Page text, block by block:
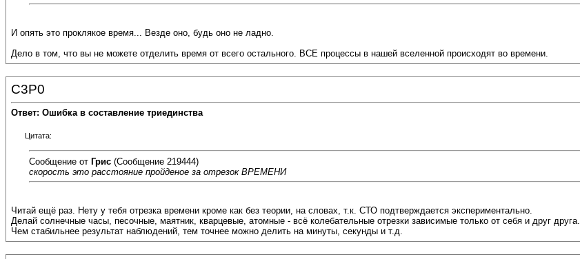
И опять это проклякое время... Везде оно, будь оно не ладно.
Дело в том, что вы не можете отделить время от всего остального. ВСЕ процессы в нашей вселенной происходят во времени.
C3P0
Ответ: Ошибка в составление триединства
Цитата:
Сообщение от Грис (Сообщение 219444)
скорость это расстояние пройденое за отрезок ВРЕМЕНИ
Читай ещё раз. Нету у тебя отрезка времени кроме как без теории, на словах, т.к. СТО подтверждается экспериментально.
Делай солнечные часы, песочные, маятник, кварцевые, атомные - всё колебательные отрезки зависимые только от себя и друг друга.
Чем стабильнее результат наблюдений, тем точнее можно делить на минуты, секунды и т.д.